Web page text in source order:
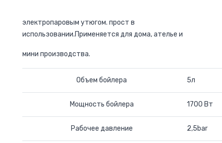
электропаровым утюгом. прост в
использовании.Применяется для дома, ателье и
мини производства.
Объем бойлера 5л
Мощность бойлера 1700 Вт
Рабочее давление 2,5bar